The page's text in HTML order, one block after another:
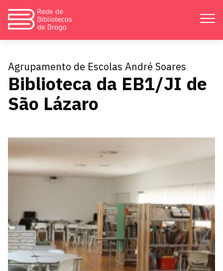
Atividades
Divulgação
Contactos
Agrupamento de Escolas André Soares
Biblioteca da EB1/JI de
São Lázaro